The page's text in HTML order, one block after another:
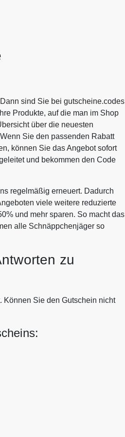
sind Sie bei gutscheine.codes
Produkte, auf die man im Shop
über die neuesten
Sie den passenden Rabatt
können Sie das Angebot sofort
und bekommen den Code
regelmäßig erneuert. Dadurch
viele weitere reduzierte
und mehr sparen. So macht das
alle Schnäppchenjäger so
zu
Können Sie den Gutschein nicht